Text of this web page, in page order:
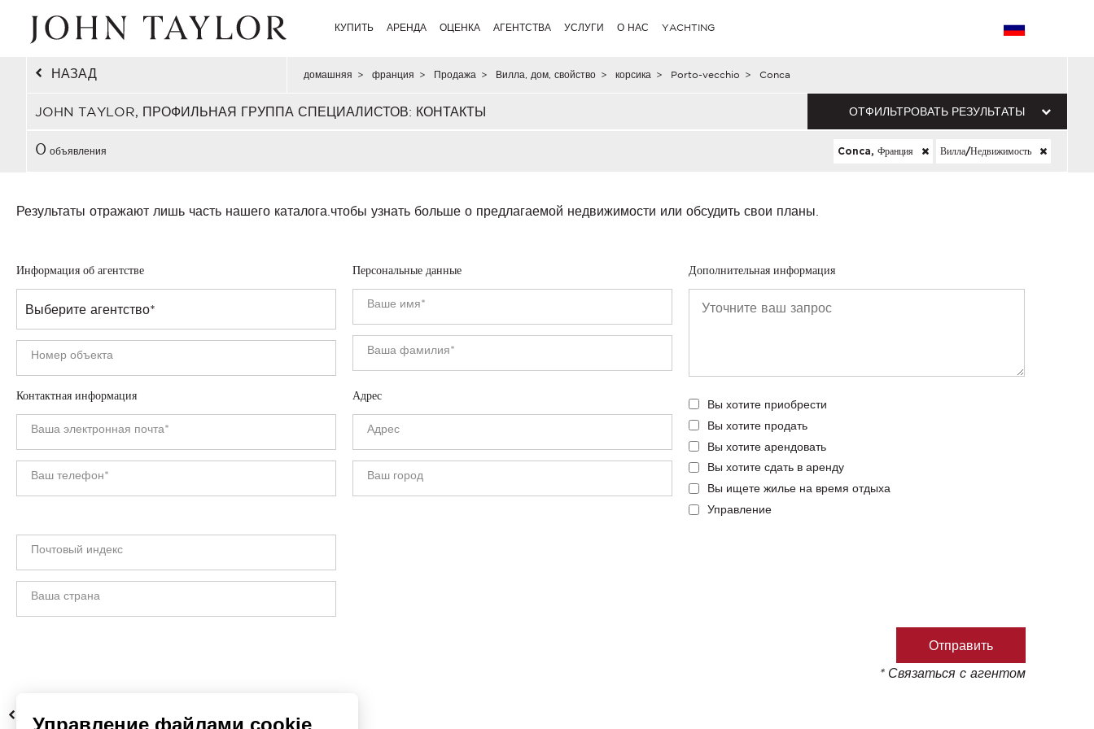
КУПИТЬ АРЕНДА ОЦЕНКА АГЕНТСТВА УСЛУГИ О НАС YACHTING
НАЗАД домашняя > франция > Продажа > Вилла, дом, свойство > корсика > Porto-vecchio > Conca
JOHN TAYLOR, ПРОФИЛЬНАЯ ГРУППА СПЕЦИАЛИСТОВ: КОНТАКТЫ ОТФИЛЬТРОВАТЬ РЕЗУЛЬТАТЫ
0 объявления Conca, Франция Вилла/недвижимость
Результаты отражают лишь часть нашего каталога. чтобы узнать больше о предлагаемой недвижимости или обсудить свои планы.
Информация об агентстве Персональные данные
Контактная информация Адрес
Дополнительная информация
Вы хотите приобрести
Вы хотите продать
Вы хотите арендовать
Вы хотите сдать в аренду
Вы ищете жилье на время отдыха
Управление
* Связаться с агентом
НАЗАД
Управление файлами cookie